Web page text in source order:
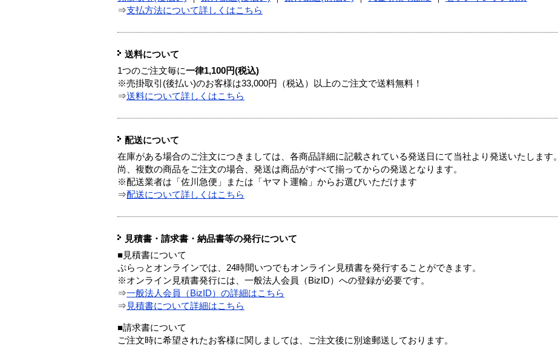
⇒支払方法について詳しくはこちら
送料について
1つのご注文毎に一律1,100円(税込)
※売掛取引(後払い)のお客様は33,000円（税込）以上のご注文で送料無料！
⇒送料について詳しくはこちら
配送について
在庫がある場合のご注文につきましては、各商品詳細に記載されている発送日にて当社より発送いたします。
尚、複数の商品をご注文の場合、発送は商品がすべて揃ってからの発送となります。
※配送業者は「佐川急便」または「ヤマト運輸」からお選びいただけます
⇒配送について詳しくはこちら
見積書・請求書・納品書等の発行について
■見積書について
ぷらっとオンラインでは、24時間いつでもオンライン見積書を発行することができます。
※オンライン見積書発行には、一般法人会員（BizID）への登録が必要です。
⇒一般法人会員（BizID）の詳細はこちら
⇒ 見積書について詳細はこちら
■請求書について
ご注文時に希望されたお客様に関しましては、ご注文後に別途郵送しております。